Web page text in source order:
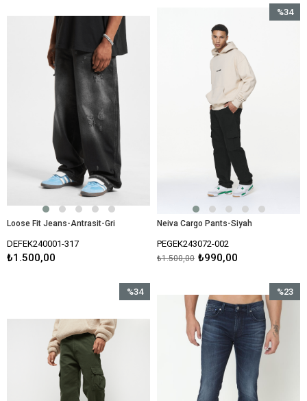
Loose Fit Jeans-Antrasit-Gri
DEFEK240001-317
₺1.500,00
Neiva Cargo Pants-Siyah
PEGEK243072-002
₺990,00
₺1.500,00
%34
%34
%23
İndirim